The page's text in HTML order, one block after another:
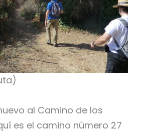
al Camino de los
es el camino número 27